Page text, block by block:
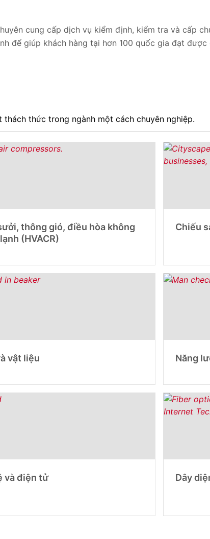
cung cấp dịch vụ kiểm định, kiểm tra và cấp
để giúp khách hàng tại hơn 100 quốc gia đạt
thức trong ngành một cách chuyên nghiệp.
thông gió, điều hòa không
(HVACR)
Chiếu
vật liệu Năng
và điện tử Dây